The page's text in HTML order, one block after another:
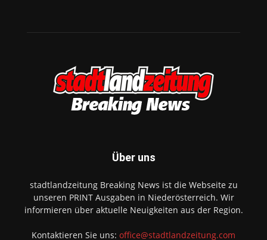
Über uns
stadtlandzeitung Breaking News ist die Webseite zu
unseren PRINT Ausgaben in Niederösterreich. Wir
informieren über aktuelle Neuigkeiten aus der Region.
Kontaktieren Sie uns: office@stadtlandzeitung.com